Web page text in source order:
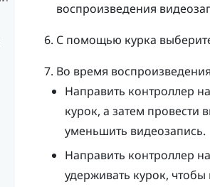
воспроизведения
С помощью курка
Во время
Направить контроллер
курок, а затем провести
уменьшить видеозапись.
Направить контроллер
удерживать курок, чтобы